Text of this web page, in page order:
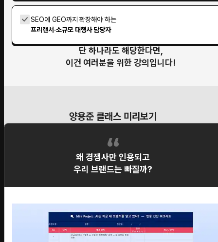
SEO에 GEO까지 확장해야 하는
프리랜서·소규모 대행사 담당자
단 하나라도 해당한다면,
이건 여러분을 위한 강의입니다!
양용준 클래스 미리보기
왜 경쟁사만 인용되고
우리 브랜드는 빠질까?